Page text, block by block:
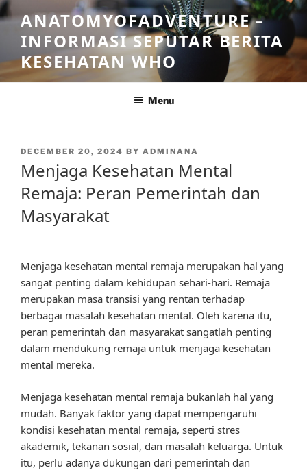
Skip
to
content
ANATOMYOFADVENTURE –
INFORMASI SEPUTAR BERITA
KESEHATAN WHO
Menu
POSTED
DECEMBER 20, 2024 BY ADMINANA
Menjaga Kesehatan Mental
Remaja: Peran Pemerintah dan
Masyarakat
Menjaga kesehatan mental remaja merupakan hal yang
sangat penting dalam kehidupan sehari-hari. Remaja
merupakan masa transisi yang rentan terhadap
berbagai masalah kesehatan mental. Oleh karena itu,
peran pemerintah dan masyarakat sangatlah penting
dalam mendukung remaja untuk menjaga kesehatan
mental mereka.
Menjaga kesehatan mental remaja bukanlah hal yang
mudah. Banyak faktor yang dapat mempengaruhi
kondisi kesehatan mental remaja, seperti stres
akademik, tekanan sosial, dan masalah keluarga. Untuk
itu, perlu adanya dukungan dari pemerintah dan